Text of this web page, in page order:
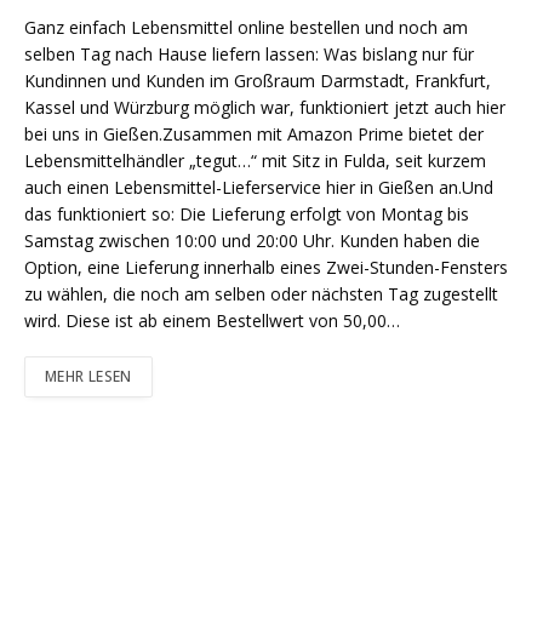
Ganz einfach Lebensmittel online bestellen und noch am
selben Tag nach Hause liefern lassen: Was bislang nur für
Kundinnen und Kunden im Großraum Darmstadt, Frankfurt,
Kassel und Würzburg möglich war, funktioniert jetzt auch hier
bei uns in Gießen.Zusammen mit Amazon Prime bietet der
Lebensmittelhändler „tegut…“ mit Sitz in Fulda, seit kurzem
auch einen Lebensmittel-Lieferservice hier in Gießen an.Und
das funktioniert so: Die Lieferung erfolgt von Montag bis
Samstag zwischen 10:00 und 20:00 Uhr. Kunden haben die
Option, eine Lieferung innerhalb eines Zwei-Stunden-Fensters
zu wählen, die noch am selben oder nächsten Tag zugestellt
wird. Diese ist ab einem Bestellwert von 50,00…
MEHR LESEN